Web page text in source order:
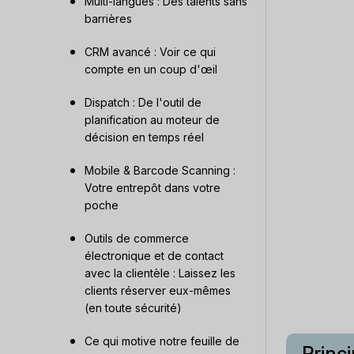
barrières
CRM avancé : Voir ce qui
compte en un coup d'œil
Dispatch : De l'outil de
planification au moteur de
décision en temps réel
Mobile & Barcode Scanning :
Votre entrepôt dans votre
poche
Outils de commerce
électronique et de contact
avec la clientèle : Laissez les
clients réserver eux-mêmes
(en toute sécurité)
Ce qui motive notre feuille de